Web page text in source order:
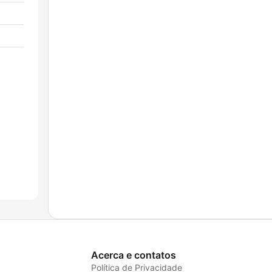
Acerca e contatos
Política de Privacidade